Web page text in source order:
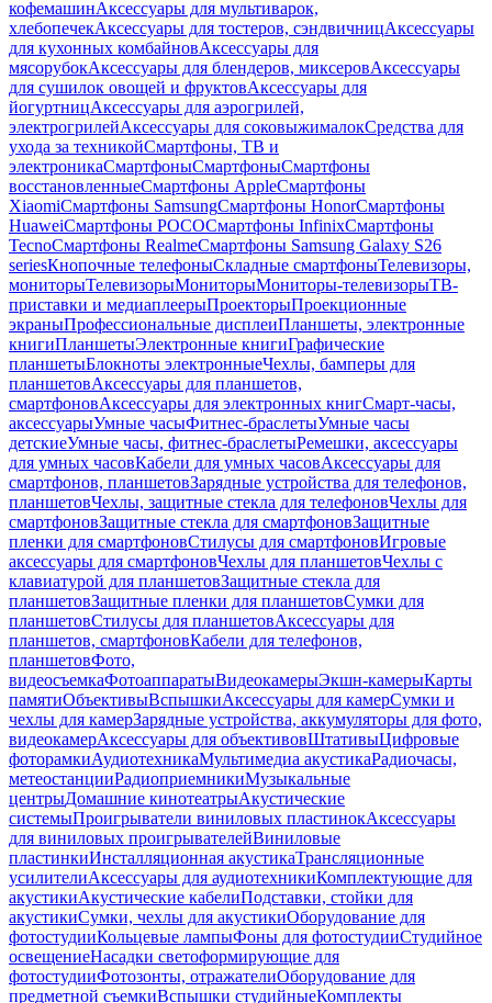
кофемашинАксессуары для мультиварок,
хлебопечекАксессуары для тостеров, сэндвичницАксессуары
для кухонных комбайновАксессуары для
мясорубокАксессуары для блендеров, миксеровАксессуары
для сушилок овощей и фруктовАксессуары для
йогуртницАксессуары для аэрогрилей,
электрогрилейАксессуары для соковыжималокСредства для
ухода за техникойСмартфоны, ТВ и
электроникаСмартфоныСмартфоныСмартфоны
восстановленныеСмартфоны AppleСмартфоны
XiaomiСмартфоны SamsungСмартфоны HonorСмартфоны
HuaweiСмартфоны POCOСмартфоны InfinixСмартфоны
TecnoСмартфоны RealmeСмартфоны Samsung Galaxy S26
seriesКнопочные телефоныСкладные смартфоныТелевизоры,
мониторыТелевизорыМониторыМониторы-телевизорыТВ-
приставки и медиаплеерыПроекторыПроекционные
экраныПрофессиональные дисплеиПланшеты, электронные
книгиПланшетыЭлектронные книгиГрафические
планшетыБлокноты электронныеЧехлы, бамперы для
планшетовАксессуары для планшетов,
смартфоновАксессуары для электронных книгСмарт-часы,
аксессуарыУмные часыФитнес-браслетыУмные часы
детскиеУмные часы, фитнес-браслетыРемешки, аксессуары
для умных часовКабели для умных часовАксессуары для
смартфонов, планшетовЗарядные устройства для телефонов,
планшетовЧехлы, защитные стекла для телефоновЧехлы для
смартфоновЗащитные стекла для смартфоновЗащитные
пленки для смартфоновСтилусы для смартфоновИгровые
аксессуары для смартфоновЧехлы для планшетовЧехлы с
клавиатурой для планшетовЗащитные стекла для
планшетовЗащитные пленки для планшетовСумки для
планшетовСтилусы для планшетовАксессуары для
планшетов, смартфоновКабели для телефонов,
планшетовФото,
видеосъемкаФотоаппаратыВидеокамерыЭкшн-камерыКарты
памятиОбъективыВспышкиАксессуары для камерСумки и
чехлы для камерЗарядные устройства, аккумуляторы для фото,
видеокамерАксессуары для объективовШтативыЦифровые
фоторамкиАудиотехникаМультимедиа акустикаРадиочасы,
метеостанцииРадиоприемникиМузыкальные
центрыДомашние кинотеатрыАкустические
системыПроигрыватели виниловых пластинокАксессуары
для виниловых проигрывателейВиниловые
пластинкиИнсталляционная акустикаТрансляционные
усилителиАксессуары для аудиотехникиКомплектующие для
акустикиАкустические кабелиПодставки, стойки для
акустикиСумки, чехлы для акустикиОборудование для
фотостудииКольцевые лампыФоны для фотостудииСтудийное
освещениеНасадки светоформирующие для
фотостудииФотозонты, отражателиОборудование для
предметной съемкиВспышки студийныеКомплекты